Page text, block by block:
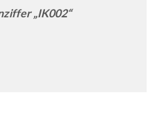
„IK002“